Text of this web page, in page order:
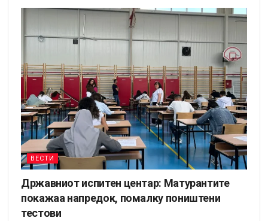
ВЕСТИ
Државниот испитен центар: Матурантите
покажаа напредок, помалку поништени
тестови